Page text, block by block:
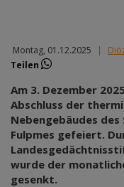
Montag, 01.12.2025 |
Teilen
Am 3. Dezember
Abschluss der
Nebengebäudes des
Fulpmes gefeiert.
wurde der
gesenkt.